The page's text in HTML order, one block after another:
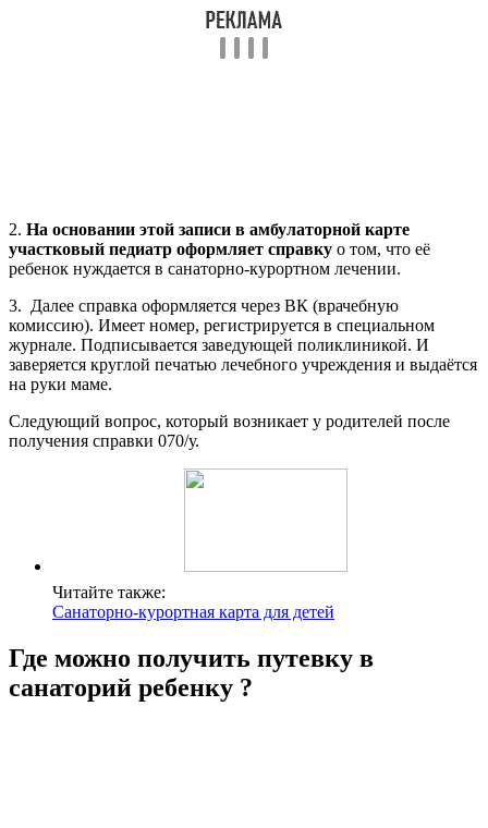
2. На основании этой записи в амбулаторной карте
участковый педиатр оформляет справку о том, что её
ребенок нуждается в санаторно-курортном лечении.
3. Далее справка оформляется через ВК (врачебную
комиссию). Имеет номер, регистрируется в специальном
журнале. Подписывается заведующей поликлиникой. И
заверяется круглой печатью лечебного учреждения и выдаётся
на руки маме.
Следующий вопрос, который возникает у родителей после
получения справки 070/у.
Читайте также:
Санаторно-курортная карта для детей
Где можно получить путевку в
санаторий ребенку ?